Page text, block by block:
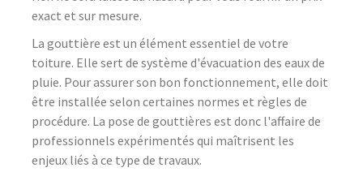
exact et sur mesure.
La gouttière est un élément essentiel de votre
toiture. Elle sert de système d'évacuation des eaux de
pluie. Pour assurer son bon fonctionnement, elle doit
être installée selon certaines normes et règles de
procédure. La pose de gouttières est donc l'affaire de
professionnels expérimentés qui maîtrisent les
enjeux liés à ce type de travaux.